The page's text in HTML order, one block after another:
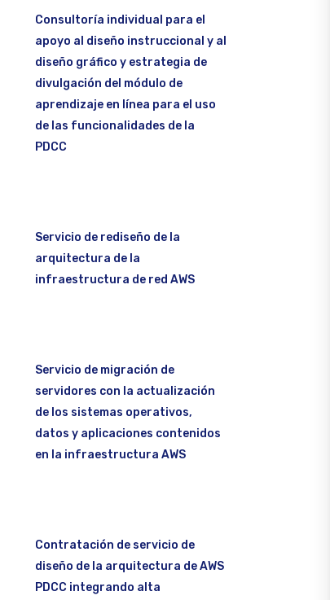
Consultoría individual para el
apoyo al diseño instruccional y al
diseño gráfico y estrategia de
divulgación del módulo de
aprendizaje en línea para el uso
de las funcionalidades de la
PDCC
Servicio de rediseño de la
arquitectura de la
infraestructura de red AWS
Servicio de migración de
servidores con la actualización
de los sistemas operativos,
datos y aplicaciones contenidos
en la infraestructura AWS
Contratación de servicio de
diseño de la arquitectura de AWS
PDCC integrando alta